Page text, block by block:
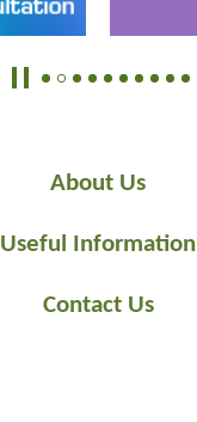
About Us
Useful Information
Contact Us